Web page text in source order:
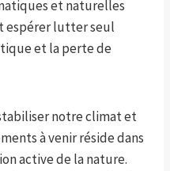
et naturelles
espérer lutter seul
et la perte de
notre climat et
à venir réside dans
active de la nature.